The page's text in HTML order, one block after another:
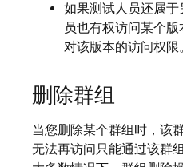
如果测试人员还属
员也有权访问某个
对该版本的访问权限。
删除群组
当您删除某个群组时，该
无法再访问只能通过该群